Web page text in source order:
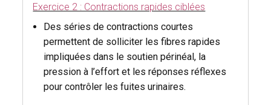
Exercice 2 : Contractions rapides ciblées
Des séries de contractions courtes
permettent de solliciter les fibres rapides
impliquées dans le soutien périnéal, la
pression à l’effort et les réponses réflexes
pour contrôler les fuites urinaires.